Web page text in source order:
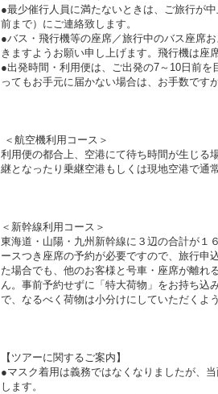
●最少催行人員に満たないときは、ご旅行が
前まで）にご連絡致します。
●バス・飛行機等の座席／旅行中のバス座席
きますようお願い申し上げます。飛行機は座
●出発時間・利用便は、ご出発の7～10日前
ってもお手元に届かない場合は、お手数です
＜航空機利用コース＞
利用便の都合上、空港にて待ち時間が生じる
継となったり乗継空港もしくは現地空港で通
＜新幹線利用コース＞
東海道・山陽・九州新幹線に３辺の合計が１
ースつき座席の予約が必要ですので、旅行申
た場合でも、他のお客様と号車・座席が離れ
ん。事前予約せずに「特大荷物」をお持ち込
で、なるべく荷物は小分けにしていただくよ
【ツアーに関するご案内】
●マスク着用は義務ではなくなりましたが、
します。